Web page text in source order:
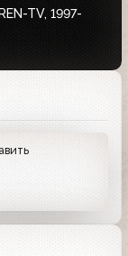
TV, 1997-